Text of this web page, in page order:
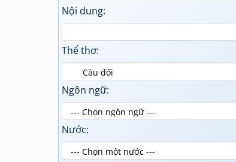
Nội dung:
Thể thơ:
Ngôn ngữ:
Nước: